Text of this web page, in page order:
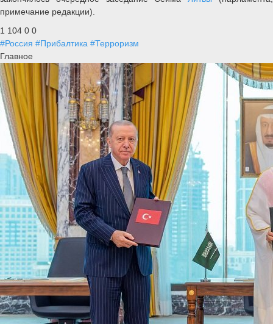
примечание редакции).
1 104 0 0
#Россия #Прибалтика #Терроризм
Главное